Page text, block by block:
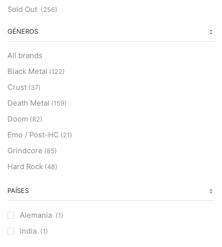
Sold Out (256)
GÉNEROS
All brands
Black Metal (122)
Crust (37)
Death Metal (159)
Doom (82)
Emo / Post-HC (21)
Grindcore (85)
Hard Rock (48)
Heavy Metal(91)
Otros (38)
Prog(25)
PAÍSES
Alemania (1)
India (1)